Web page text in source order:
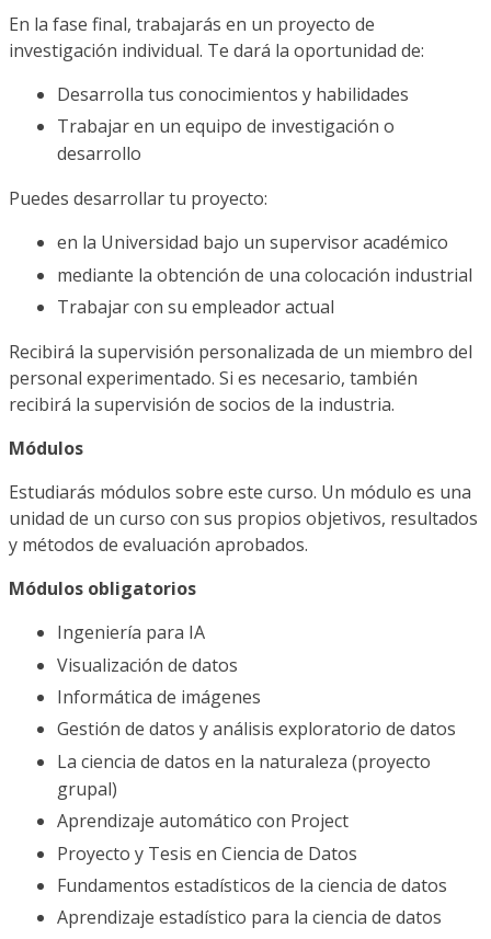
En la fase final, trabajarás en un proyecto de
investigación individual. Te dará la oportunidad de:
Desarrolla tus conocimientos y habilidades
Trabajar en un equipo de investigación o
desarrollo
Puedes desarrollar tu proyecto:
en la Universidad bajo un supervisor académico
mediante la obtención de una colocación industrial
Trabajar con su empleador actual
Recibirá la supervisión personalizada de un miembro del
personal experimentado. Si es necesario, también
recibirá la supervisión de socios de la industria.
Módulos
Estudiarás módulos sobre este curso. Un módulo es una
unidad de un curso con sus propios objetivos, resultados
y métodos de evaluación aprobados.
Módulos obligatorios
Ingeniería para IA
Visualización de datos
Informática de imágenes
Gestión de datos y análisis exploratorio de datos
La ciencia de datos en la naturaleza (proyecto
grupal)
Aprendizaje automático con Project
Proyecto y Tesis en Ciencia de Datos
Fundamentos estadísticos de la ciencia de datos
Aprendizaje estadístico para la ciencia de datos